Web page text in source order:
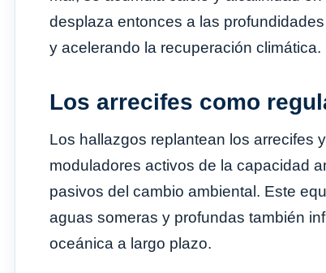
desplaza entonces a las
y acelerando la recuperación climática.
Los arrecifes como
Los hallazgos replantean los arrecifes
moduladores activos de la capacidad
pasivos del cambio ambiental. Este
aguas someras y profundas también
oceánica a largo plazo.